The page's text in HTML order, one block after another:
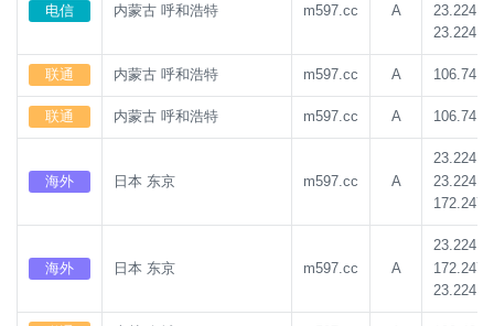
电信 内蒙古 呼和浩特 m597.cc A
联通 内蒙古 呼和浩特 m597.cc A
联通 内蒙古 呼和浩特 m597.cc A
海外 日本 东京 m597.cc A
海外 日本 东京 m597.cc A